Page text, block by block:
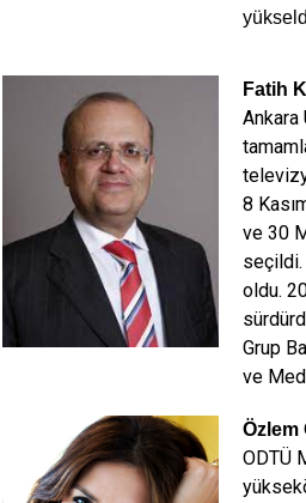
Fatih
8
ve 30
seçildi.
oldu.
Grup
ve
Özlem
ODTÜ